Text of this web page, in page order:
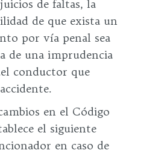
de faltas, la
de que exista un
por vía penal sea
de una imprudencia
conductor que
en el Código
el siguiente
en caso de